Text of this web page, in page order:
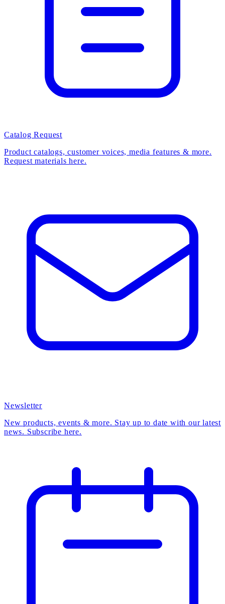
Catalog Request
Product catalogs, customer voices, media features & more.
Request materials here.
Newsletter
New products, events & more. Stay up to date with our latest
news. Subscribe here.